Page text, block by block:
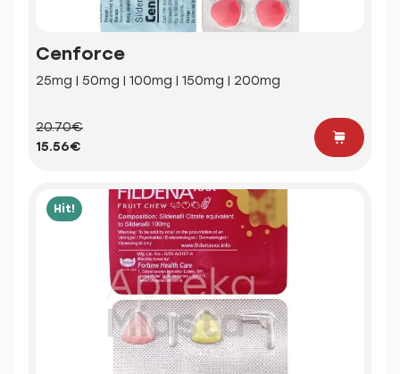
Cenforce
25mg | 50mg | 100mg | 150mg | 200mg
20.70€
15.56€
Hit!